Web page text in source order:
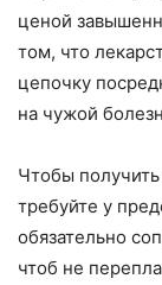
ценой
том, что
цепочку
на чужой
Чтобы
требуйте у
обязательно
чтоб не